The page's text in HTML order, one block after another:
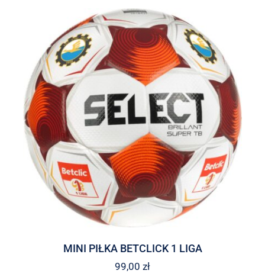
MINI PIŁKA BETCLICK 1 LIGA
99,00 zł